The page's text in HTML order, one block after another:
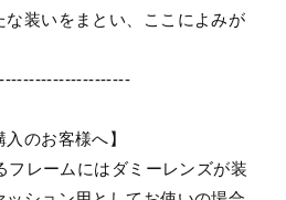
装いをまとい、ここによみが
のお客様へ】
フレームにはダミーレンズが装